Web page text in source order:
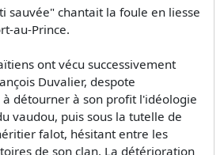
sauvée" chantait la foule en liesse
au-Prince.
ont vécu successivement
Duvalier, despote
détourner à son profit l'idéologie
vaudou, puis sous la tutelle de
falot, hésitant entre les
de son clan. La détérioration